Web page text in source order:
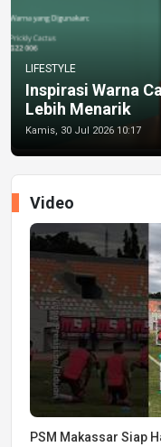
LIFESTYLE
Inspirasi Warna
Lebih Menarik
Kamis, 30 Jul 2026 10:17
Video
PSM Makassar Siap